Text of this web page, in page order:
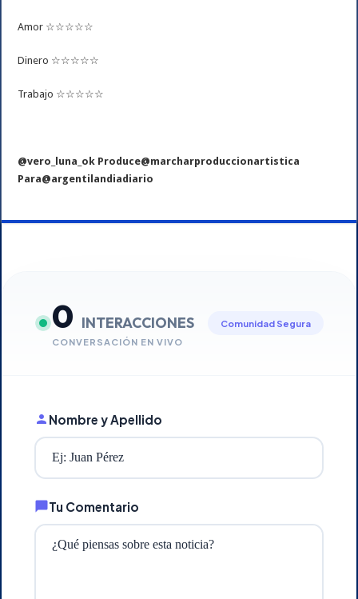
Amor ☆☆☆☆☆
Dinero ☆☆☆☆☆
Trabajo ☆☆☆☆☆
@vero_luna_ok Produce@marcharproduccionartistica
Para@argentilandiadiario
0 INTERACCIONES
CONVERSACIÓN EN VIVO
Comunidad Segura
Nombre y Apellido
Tu Comentario